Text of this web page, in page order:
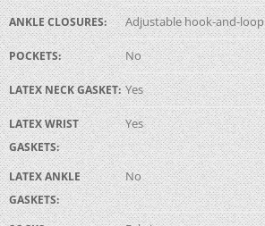
ANKLE CLOSURES: Adjustable hook-and-loop
POCKETS: No
LATEX NECK GASKET: Yes
LATEX WRIST
GASKETS:
Yes
LATEX ANKLE
GASKETS:
No